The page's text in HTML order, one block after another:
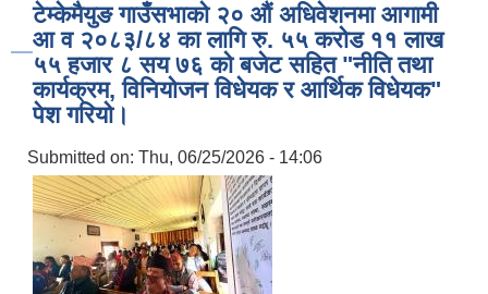
टेम्केमैयुङ गाउँसभाको २० औं अधिवेशनमा आगामी
आ व २०८३/८४ का लागि रु. ५५ करोड ११ लाख
५५ हजार ८ सय ७६ को बजेट सहित "नीति तथा
कार्यक्रम, विनियोजन विधेयक र आर्थिक विधेयक"
पेश गरियो।
Submitted on: Thu, 06/25/2026 - 14:06